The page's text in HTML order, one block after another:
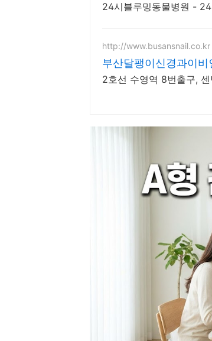
24시블루밍동물병원 -
http://www.busansnail.co.kr
부산달팽이신경과이비
2호선 수영역 8번출구,